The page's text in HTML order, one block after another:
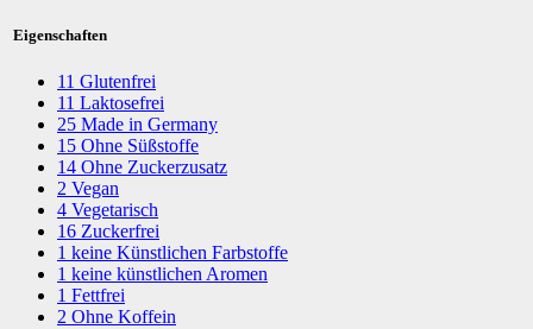
Eigenschaften
11 Glutenfrei
11 Laktosefrei
25 Made in Germany
15 Ohne Süßstoffe
14 Ohne Zuckerzusatz
2 Vegan
4 Vegetarisch
16 Zuckerfrei
1 keine Künstlichen Farbstoffe
1 keine künstlichen Aromen
1 Fettfrei
2 Ohne Koffein